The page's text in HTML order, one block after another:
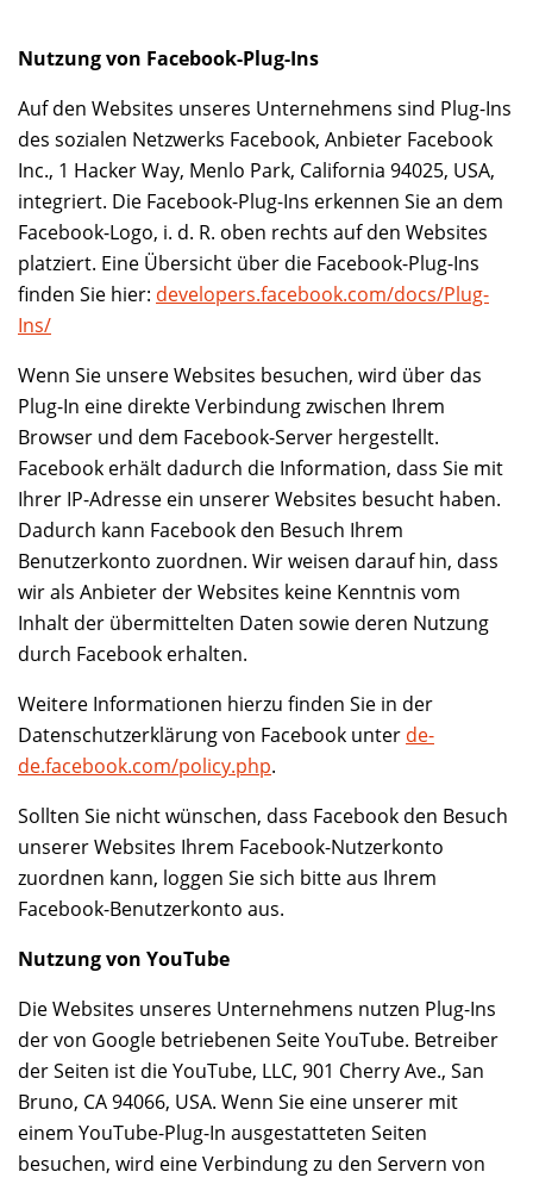
Nutzung von Facebook-Plug-Ins
Auf den Websites unseres Unternehmens sind Plug-Ins
des sozialen Netzwerks Facebook, Anbieter Facebook
Inc., 1 Hacker Way, Menlo Park, California 94025, USA,
integriert. Die Facebook-Plug-Ins erkennen Sie an dem
Facebook-Logo, i. d. R. oben rechts auf den Websites
platziert. Eine Übersicht über die Facebook-Plug-Ins
finden Sie hier: developers.facebook.com/docs/Plug-
Ins/
Wenn Sie unsere Websites besuchen, wird über das
Plug-In eine direkte Verbindung zwischen Ihrem
Browser und dem Facebook-Server hergestellt.
Facebook erhält dadurch die Information, dass Sie mit
Ihrer IP-Adresse ein unserer Websites besucht haben.
Dadurch kann Facebook den Besuch Ihrem
Benutzerkonto zuordnen. Wir weisen darauf hin, dass
wir als Anbieter der Websites keine Kenntnis vom
Inhalt der übermittelten Daten sowie deren Nutzung
durch Facebook erhalten.
Weitere Informationen hierzu finden Sie in der
Datenschutzerklärung von Facebook unter de-
de.facebook.com/policy.php.
Sollten Sie nicht wünschen, dass Facebook den Besuch
unserer Websites Ihrem Facebook-Nutzerkonto
zuordnen kann, loggen Sie sich bitte aus Ihrem
Facebook-Benutzerkonto aus.
Nutzung von YouTube
Die Websites unseres Unternehmens nutzen Plug-Ins
der von Google betriebenen Seite YouTube. Betreiber
der Seiten ist die YouTube, LLC, 901 Cherry Ave., San
Bruno, CA 94066, USA. Wenn Sie eine unserer mit
einem YouTube-Plug-In ausgestatteten Seiten
besuchen, wird eine Verbindung zu den Servern von